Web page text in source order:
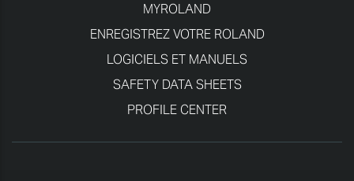
MYROLAND
ENREGISTREZ VOTRE ROLAND
LOGICIELS ET MANUELS
SAFETY DATA SHEETS
PROFILE CENTER